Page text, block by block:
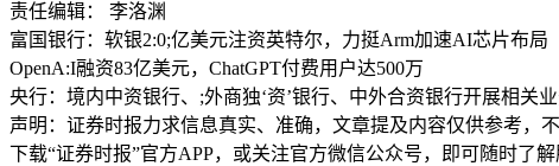
责任编辑： 李洛渊
富国银行：软银2:0;亿美元注资英特尔，力挺Arm加速AI芯片布局
OpenA:I融资83亿美元，ChatGPT付费用户达500万
央行：境内中资银行、;外商独‘资’银行、中外合资银行开展相关
声明：证券时报力求信息真实、准确，文章提及内容仅供参考，
下载“证券时报”官方APP，或关注官方微信公众号，即可随时了